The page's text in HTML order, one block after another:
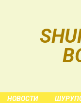
НОВОСТИ